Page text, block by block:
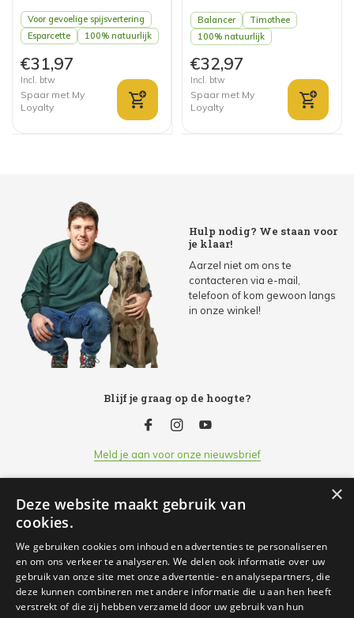
Voor gevoelige spijsvertering
Esparcette
100% natuurlijk
€31,97
Incl. btw
Spaar met My
Loyalty
Balancer
Timothee
100% natuurlijk
€32,97
Incl. btw
Spaar met My
Loyalty
Hulp nodig? We staan voor
je klaar!
Aarzel niet om ons te
contacteren via e-mail,
telefoon of kom gewoon langs
in onze winkel!
Blijf je graag op de hoogte?
Meld je aan voor onze nieuwsbrief
Klantenservice
Openingsuren
Informatie
×
Deze website maakt gebruik van
cookies.
We gebruiken cookies om inhoud en advertenties te personaliseren
en om ons verkeer te analyseren. We delen ook informatie over uw
gebruik van onze site met onze advertentie- en analysepartners, die
deze kunnen combineren met andere informatie die u aan hen heeft
verstrekt of die zij hebben verzameld door uw gebruik van hun